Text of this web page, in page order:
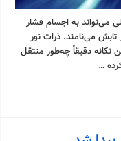
می‌تواند به اجسام فشار
تابش می‌نامند. ذرات نور
تکانه دقیقاً چه‌طور منتقل
…